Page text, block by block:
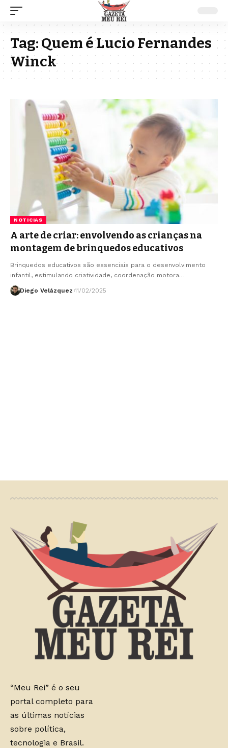
Tag:Quem é Lucio Fernandes
Winck
NOTICIAS
A arte de criar: envolvendo as crianças na
montagem de brinquedos educativos
Brinquedos educativos são essenciais para o desenvolvimento
infantil, estimulando criatividade, coordenação motora…
Diego Velázquez 11/02/2025
“Meu Rei” é o seu
portal completo para
as últimas notícias
sobre política,
tecnologia e Brasil.